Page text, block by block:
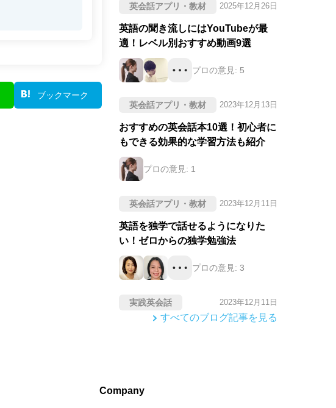
ブックマーク
英会話アプリ・教材 2025年12月26日
英語の聞き流しにはYouTubeが最
適！レベル別おすすめ動画9選
プロの意見: 5
英会話アプリ・教材 2023年12月13日
おすすめの英会話本10選！初心者に
もできる効果的な学習方法も紹介
プロの意見: 1
英会話アプリ・教材 2023年12月11日
英語を独学で話せるようになりた
い！ゼロからの独学勉強法
プロの意見: 3
実践英会話 2023年12月11日
すべてのブログ記事を見る
Company